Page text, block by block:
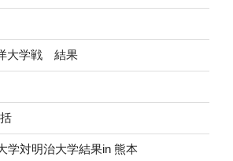
大学戦 結果
学対明治大学結果in 熊本